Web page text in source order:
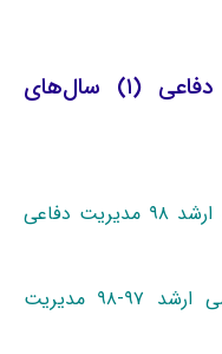
دانلود سوالات ارشد مدیریت دفاعی (۱) سال‌های
دانلود سوالات کنکور کارشناسی ارشد ۹۸ مدیریت دفاعی
دانلود سوالات آزمون کارشناسی ارشد ۹۷-۹۸ ﻣﺪﻳﺮﻳﺖ